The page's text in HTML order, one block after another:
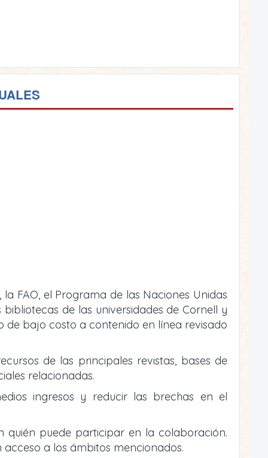
FAO, el Programa de las Naciones Unidas
de las universidades de Cornell y
de bajo costo a contenido en línea revisado
de las principales revistas, bases de
relacionadas.
ingresos y reducir las brechas en el
quién puede participar en la colaboración.
acceso a los ámbitos mencionados.